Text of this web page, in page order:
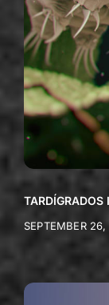
SEPTEMBER